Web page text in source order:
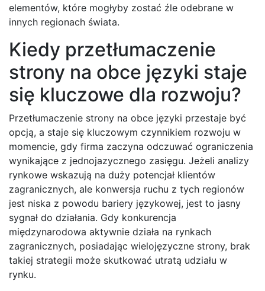
elementów, które mogłyby zostać źle odebrane w
innych regionach świata.
Kiedy przetłumaczenie
strony na obce języki staje
się kluczowe dla rozwoju?
Przetłumaczenie strony na obce języki przestaje być
opcją, a staje się kluczowym czynnikiem rozwoju w
momencie, gdy firma zaczyna odczuwać ograniczenia
wynikające z jednojazycznego zasięgu. Jeżeli analizy
rynkowe wskazują na duży potencjał klientów
zagranicznych, ale konwersja ruchu z tych regionów
jest niska z powodu bariery językowej, jest to jasny
sygnał do działania. Gdy konkurencja
międzynarodowa aktywnie działa na rynkach
zagranicznych, posiadając wielojęzyczne strony, brak
takiej strategii może skutkować utratą udziału w
rynku.